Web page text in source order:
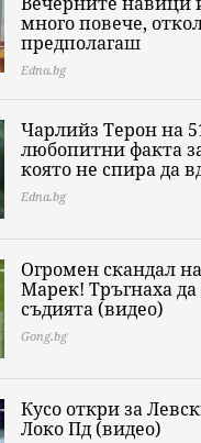
много повече,
предполагаш
Edna.bg
Чарлийз Терон на
любопитни факта
която не спира да
Edna.bg
Огромен скандал
Марек! Тръгнаха да
съдията (видео)
Gong.bg
Кусо откри за
Локо Пд (видео)